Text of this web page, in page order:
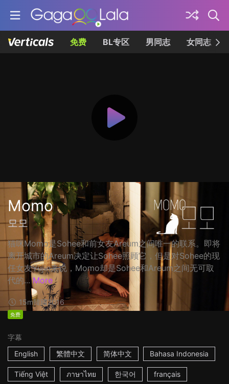
免费 BL专区 男同志 女同志
Momo
모모
猫咪Momo是Sohee和前女友Areum之间唯一的联系。即将
离开城市的Areum决定让Sohee照顾它，但是对Sohee的现
任女友Y​​ujin来说，Momo却是Sohee和Areum之间无可取
代的... More
15m韓國2016
免费
字幕
English
繁體中文 简体中文 Bahasa Indonesia
Tiếng Việt ภาษาไทย 한국어 français